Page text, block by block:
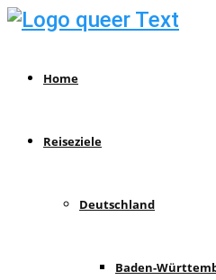
Home
Reiseziele
Deutschland
Baden-